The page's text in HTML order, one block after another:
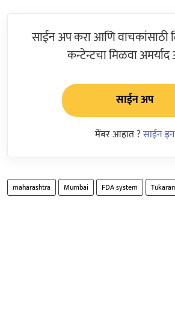
साईन अप करा आणि वाचकांसाठी
कन्टेन्टचा मिळवा
साईन अप
मेंबर आहात ?साईन इन
maharashtra Mumbai FDA system